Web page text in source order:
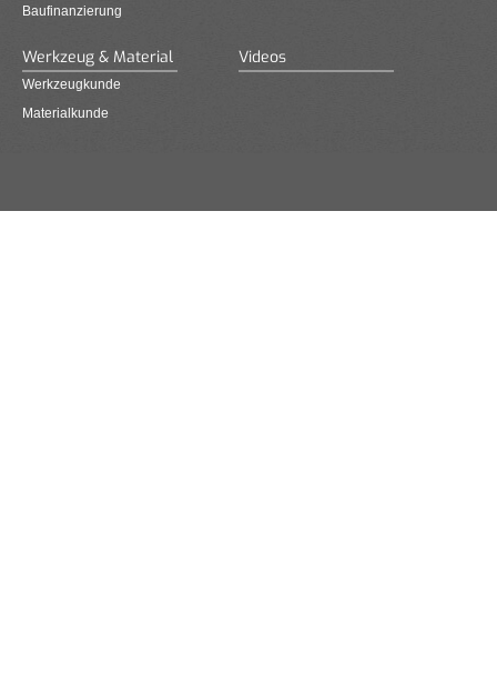
Baufinanzierung
Werkzeug & Material
Werkzeugkunde
Materialkunde
Videos